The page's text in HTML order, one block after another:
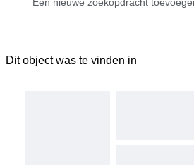
Dit object was te vinden in